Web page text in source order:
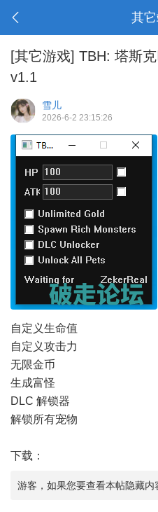
其
[其它游戏] TBH: 塔斯
v1.1
雪儿
2026-6-2 23:15:26
自定义生命值
自定义攻击力
无限金币
生成富怪
DLC 解锁器
解锁所有宠物
下载：
游客，如果您要查看本帖隐藏内